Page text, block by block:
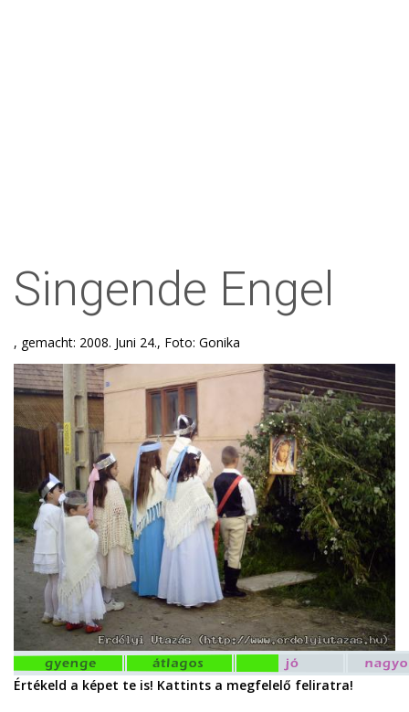
Singende Engel
, gemacht: 2008. Juni 24., Foto: Gonika
Értékeld a képet te is! Kattints a megfelelő feliratra!